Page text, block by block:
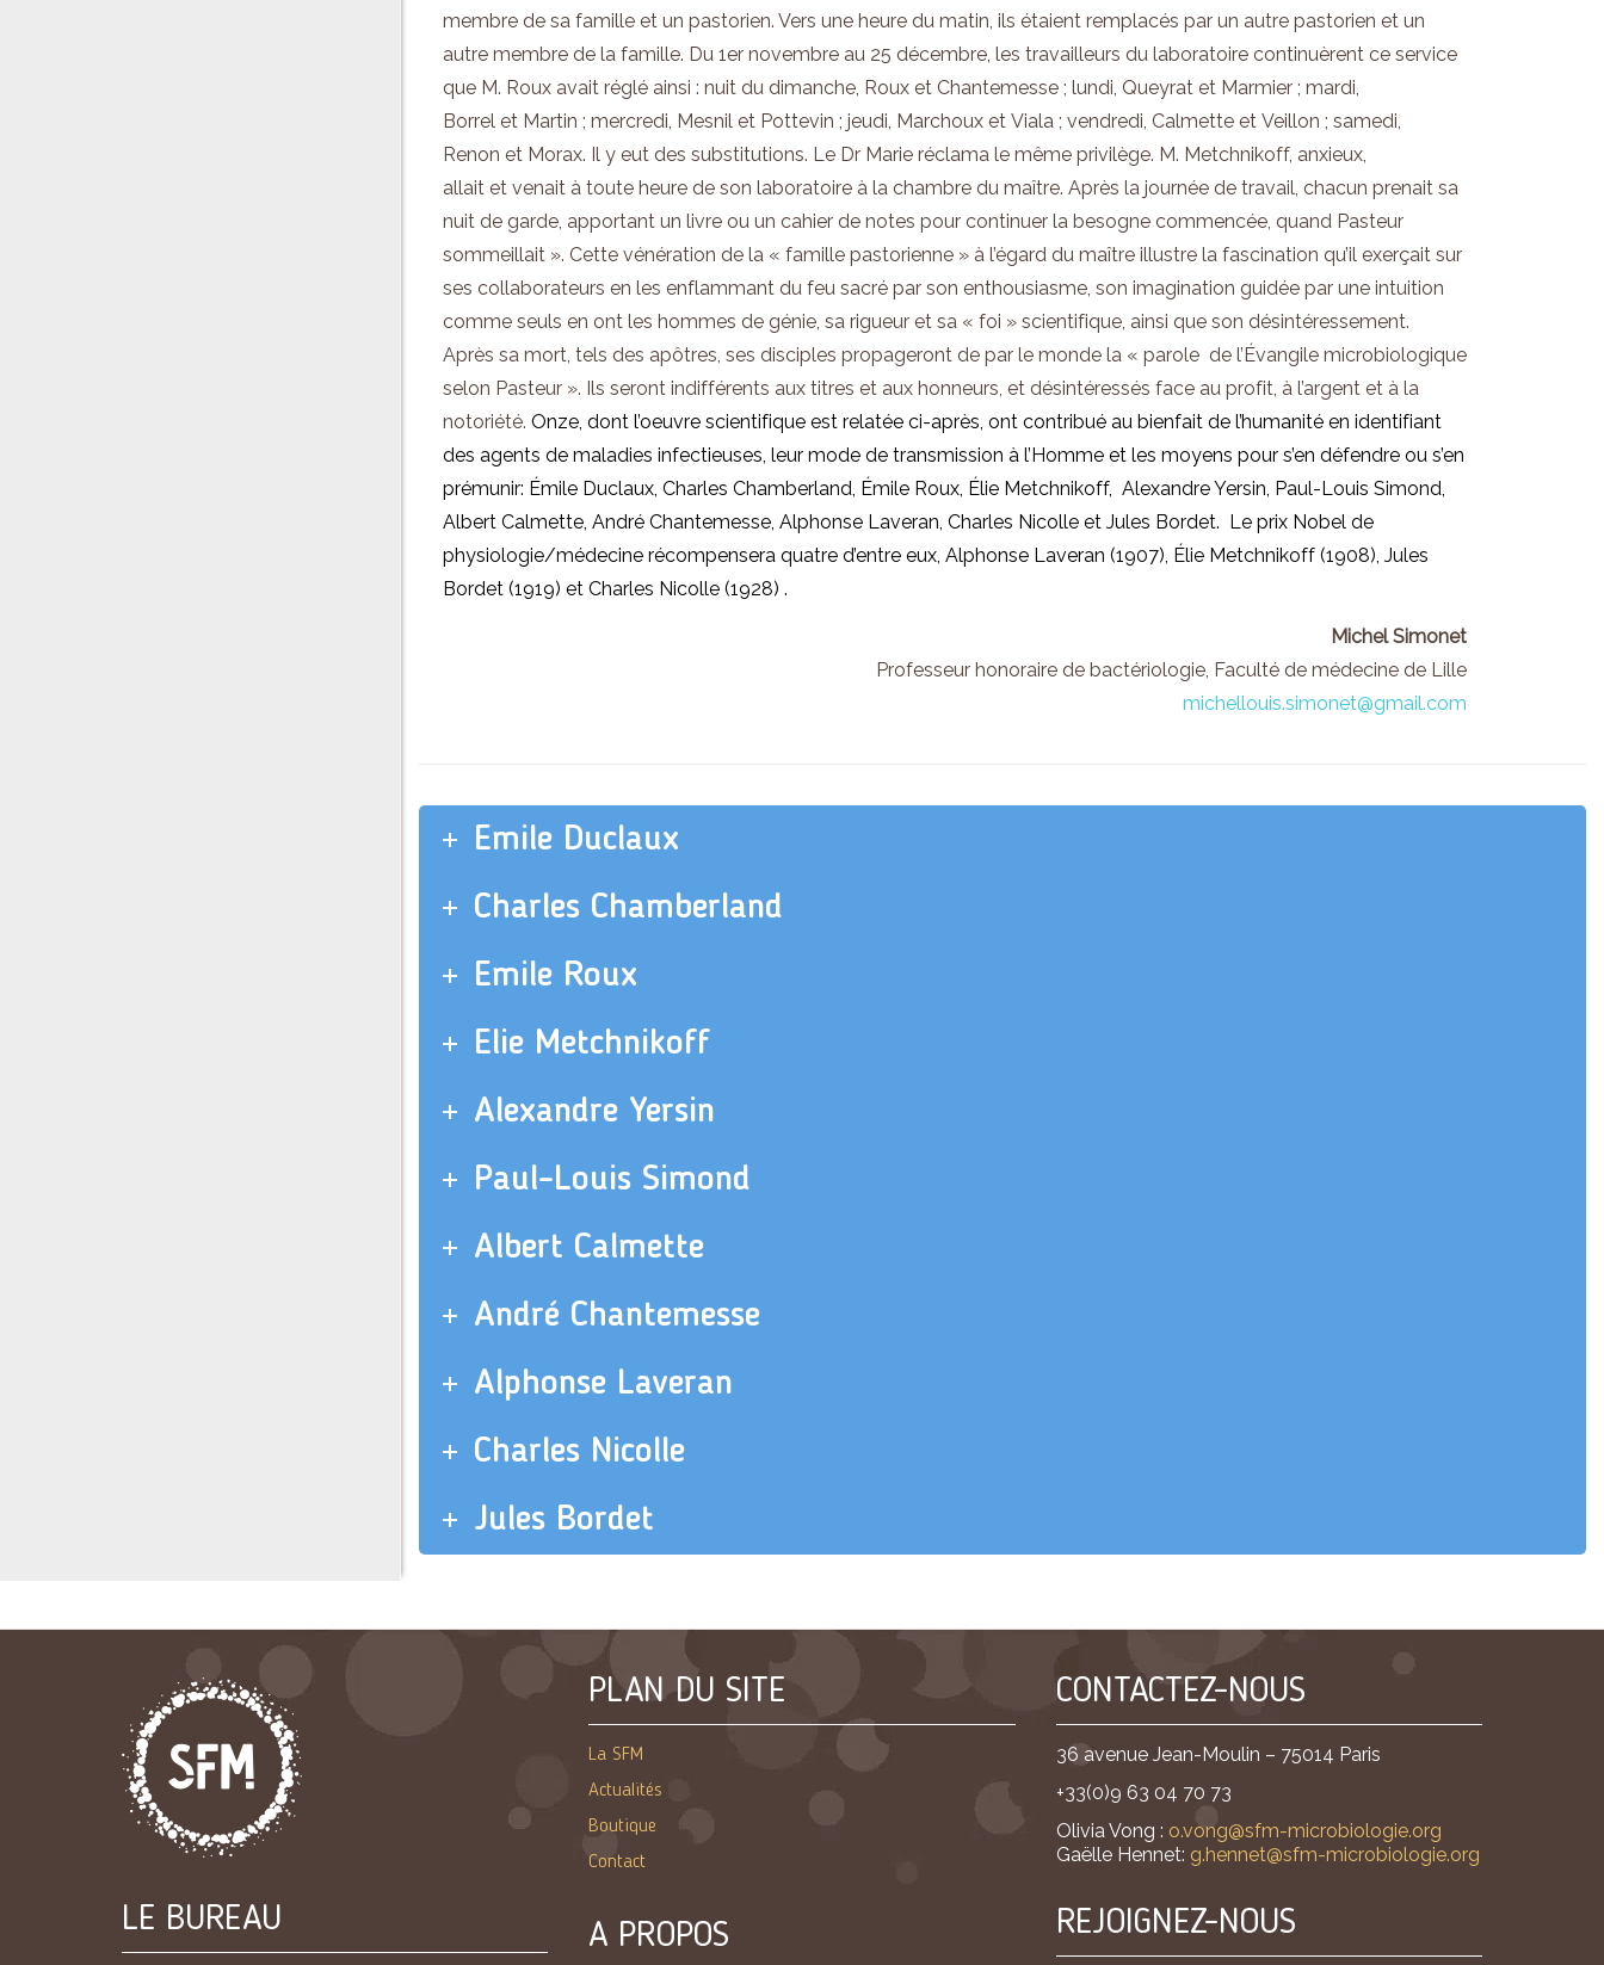
membre de sa famille et un pastorien. Vers une heure du matin, ils étaient remplacés par un autre pastorien et un
autre membre de la famille. Du 1er novembre au 25 décembre, les travailleurs du laboratoire continuèrent ce service
que M. Roux avait réglé ainsi : nuit du dimanche, Roux et Chantemesse ; lundi, Queyrat et Marmier ; mardi,
Borrel et Martin ; mercredi, Mesnil et Pottevin ; jeudi, Marchoux et Viala ; vendredi, Calmette et Veillon ; samedi,
Renon et Morax. Il y eut des substitutions. Le Dr Marie réclama le même privilège. M. Metchnikoff, anxieux,
allait et venait à toute heure de son laboratoire à la chambre du maître. Après la journée de travail, chacun prenait sa
nuit de garde, apportant un livre ou un cahier de notes pour continuer la besogne commencée, quand Pasteur
sommeillait ». Cette vénération de la « famille pastorienne » à l’égard du maître illustre la fascination qu’il exerçait sur
ses collaborateurs en les enflammant du feu sacré par son enthousiasme, son imagination guidée par une intuition
comme seuls en ont les hommes de génie, sa rigueur et sa « foi » scientifique, ainsi que son désintéressement.
Après sa mort, tels des apôtres, ses disciples propageront de par le monde la « parole de l’Évangile microbiologique
selon Pasteur ». Ils seront indifférents aux titres et aux honneurs, et désintéressés face au profit, à l’argent et à la
notoriété. Onze, dont l’oeuvre scientifique est relatée ci-après, ont contribué au bienfait de l’humanité en identifiant
des agents de maladies infectieuses, leur mode de transmission à l’Homme et les moyens pour s’en défendre ou s’en
prémunir: Émile Duclaux, Charles Chamberland, Émile Roux, Élie Metchnikoff, Alexandre Yersin, Paul-Louis Simond,
Albert Calmette, André Chantemesse, Alphonse Laveran, Charles Nicolle et Jules Bordet. Le prix Nobel de
physiologie/médecine récompensera quatre d’entre eux, Alphonse Laveran (1907), Élie Metchnikoff (1908), Jules
Bordet (1919) et Charles Nicolle (1928) .
Michel Simonet
Professeur honoraire de bactériologie, Faculté de médecine de Lille
michellouis.simonet@gmail.com
Emile Duclaux
Charles Chamberland
Emile Roux
Elie Metchnikoff
Alexandre Yersin
Paul-Louis Simond
Albert Calmette
André Chantemesse
Alphonse Laveran
Charles Nicolle
Jules Bordet
LE BUREAU
PLAN DU SITE
La SFM
Actualités
Boutique
Contact
A PROPOS
CONTACTEZ-NOUS
36 avenue Jean-Moulin – 75014 Paris
+33(0)9 63 04 70 73
Olivia Vong : o.vong@sfm-microbiologie.org
Gaëlle Hennet: g.hennet@sfm-microbiologie.org
REJOIGNEZ-NOUS